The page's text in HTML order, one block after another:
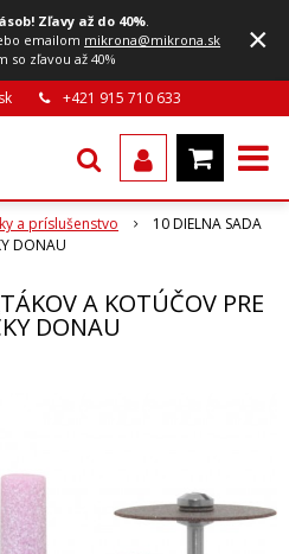
Zľavy až do 40%.
emailom mikrona@mikrona.sk
so zľavou až 40%
×
+421 915 710 633
a príslušenstvo
10 DIELNA SADA
DONAU
A KOTÚČOV PRE
DONAU